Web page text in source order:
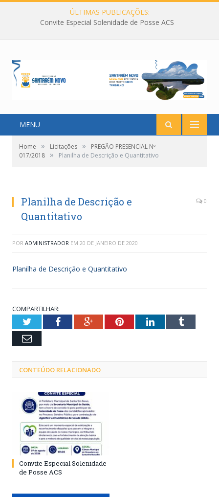
ÚLTIMAS PUBLICAÇÕES:
Convite Especial Solenidade de Posse ACS
MENU
Home » Licitações »
PREGÃO PRESENCIAL Nº
017/2018 » Planilha de Descrição e Quantitativo
Planilha de Descrição e
Quantitativo
0
POR ADMINISTRADOR EM 20 DE JANEIRO DE 2020
Planilha de Descrição e Quantitativo
COMPARTILHAR:
TwitterFacebookGoogle+PinterestLinkedInTumblr
Email
CONTEÚDO RELACIONADO
Convite Especial Solenidade
de Posse ACS